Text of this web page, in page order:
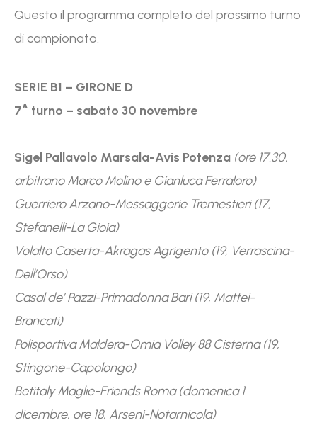
Questo il programma completo del prossimo turno
di campionato.
SERIE B1 – GIRONE D
7^ turno – sabato 30 novembre
Sigel Pallavolo Marsala-Avis Potenza (ore 17.30,
arbitrano Marco Molino e Gianluca Ferraloro)
Guerriero Arzano-Messaggerie Tremestieri (17,
Stefanelli-La Gioia)
Volalto Caserta-Akragas Agrigento (19, Verrascina-
Dell’Orso)
Casal de’ Pazzi-Primadonna Bari (19, Mattei-
Brancati)
Polisportiva Maldera-Omia Volley 88 Cisterna (19,
Stingone-Capolongo)
Betitaly Maglie-Friends Roma (domenica 1
dicembre, ore 18, Arseni-Notarnicola)